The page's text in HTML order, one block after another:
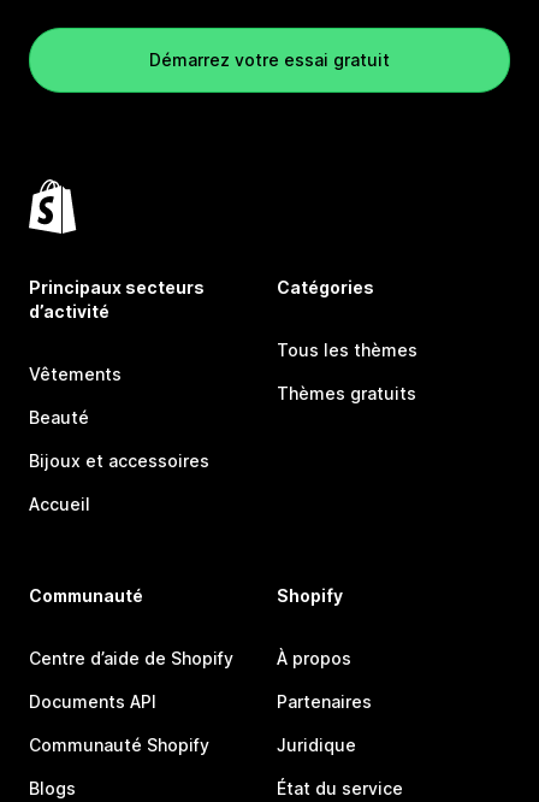
Démarrez votre essai gratuit
Principaux secteurs
d’activité
Vêtements
Beauté
Bijoux et accessoires
Accueil
Catégories
Tous les thèmes
Thèmes gratuits
Communauté
Centre d’aide de Shopify
Documents API
Communauté Shopify
Blogs
Shopify
À propos
Partenaires
Juridique
État du service